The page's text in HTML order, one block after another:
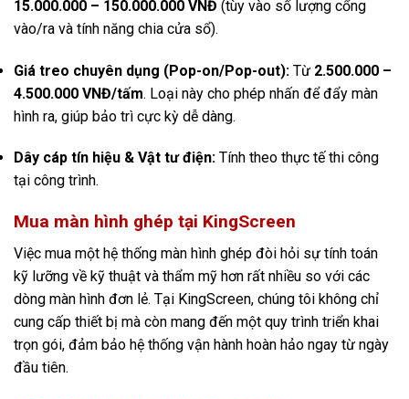
15.000.000 – 150.000.000 VNĐ (tùy vào số lượng cổng
vào/ra và tính năng chia cửa sổ).
Giá treo chuyên dụng (Pop-on/Pop-out): Từ 2.500.000 –
4.500.000 VNĐ/tấm. Loại này cho phép nhấn để đẩy màn
hình ra, giúp bảo trì cực kỳ dễ dàng.
Dây cáp tín hiệu & Vật tư điện: Tính theo thực tế thi công
tại công trình.
Mua màn hình ghép tại KingScreen
Việc mua một hệ thống màn hình ghép đòi hỏi sự tính toán
kỹ lưỡng về kỹ thuật và thẩm mỹ hơn rất nhiều so với các
dòng màn hình đơn lẻ. Tại KingScreen, chúng tôi không chỉ
cung cấp thiết bị mà còn mang đến một quy trình triển khai
trọn gói, đảm bảo hệ thống vận hành hoàn hảo ngay từ ngày
đầu tiên.